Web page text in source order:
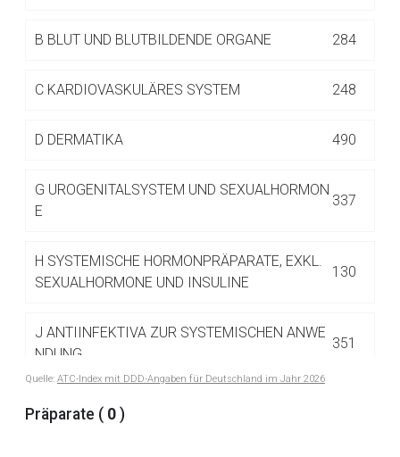
B BLUT UND BLUTBILDENDE ORGANE 284
C KARDIOVASKULÄRES SYSTEM 248
D DERMATIKA 490
G UROGENITALSYSTEM UND SEXUALHORMON
E
337
H SYSTEMISCHE HORMONPRÄPARATE, EXKL.
SEXUALHORMONE UND INSULINE
130
J ANTIINFEKTIVA ZUR SYSTEMISCHEN ANWE
NDUNG
351
ANTINEOPLASTISCHE UND IMMUNMODULIE
RENDE MITTEL
Quelle: ATC-Index mit DDD-Angaben für Deutschland im Jahr 2026
Präparate ( 0 )
Seite. Für die Inhalte der externen Web-Seite ist deren
Datenschutzbestimmungen.
Zur Seite